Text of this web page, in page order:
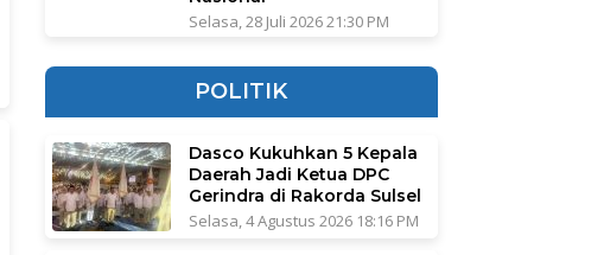
Selasa, 28 Juli 2026 21:30 PM
POLITIK
Dasco Kukuhkan 5 Kepala
Daerah Jadi Ketua DPC
Gerindra di Rakorda Sulsel
Selasa, 4 Agustus 2026 18:16 PM